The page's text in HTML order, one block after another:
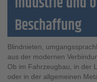
Beschaffung
Blindnieten,
aus der modernen
Ob im Fahrzeugbau, in der
oder in der allgemeinen